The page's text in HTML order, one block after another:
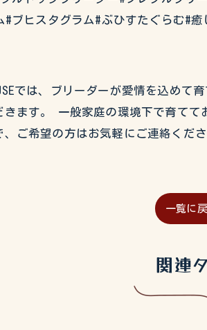
ブヒスタグラム#ぶひすたぐらむ#
では、ブリーダーが愛情を込め
ます。 一般家庭の環境下で育て
ご希望の方はお気軽にご連絡くださ
一覧に
関連